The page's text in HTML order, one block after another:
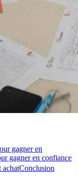
gagner en
gagner en confiance
achatConclusion